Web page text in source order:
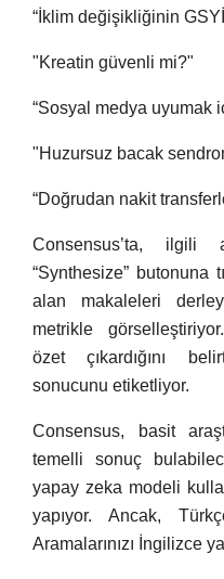
“İklim değişikliğinin
"Kreatin güvenli mi?"
“Sosyal medya uyumak
"Huzursuz bacak
“Doğrudan nakit
Consensus’ta, ilgili
“Synthesize” butonuna
alan makaleleri
metrikle
özet çıkardığını
sonucunu etiketliyor.
Consensus, basit
temelli sonuç
yapay zeka modeli
yapıyor. Ancak,
Aramalarınızı İngilizce